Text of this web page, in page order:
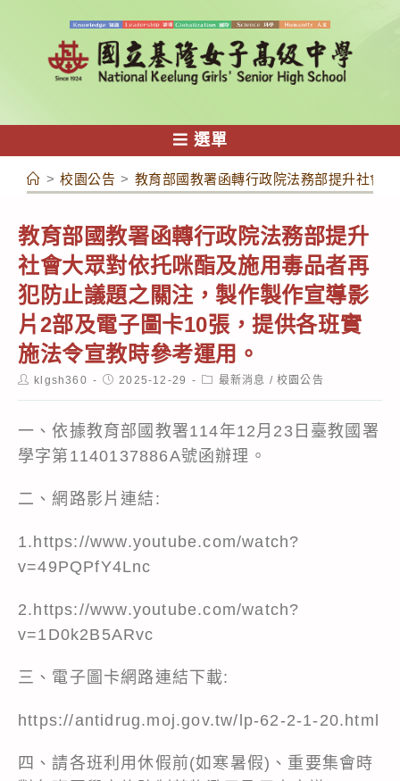
容
選單
> 校園公告 > 教育部國教署函轉行政院法務部提升社會
教育部國教署函轉行政院法務部提升
社會大眾對依托咪酯及施用毒品者再
犯防止議題之關注，製作製作宣導影
片2部及電子圖卡10張，提供各班實
施法令宣教時參考運用。
Postklgsh360
Post2025-12-29
Post最新消息 / 校園公告
一、依據教育部國教署114年12月23日臺教國署
學字第1140137886A號函辦理。
二、網路影片連結:
1.https://www.youtube.com/watch?
v=49PQPfY4Lnc
2.https://www.youtube.com/watch?
v=1D0k2B5ARvc
三、電子圖卡網路連結下載:
https://antidrug.moj.gov.tw/lp-62-2-1-20.html
四、請各班利用休假前(如寒暑假)、重要集會時